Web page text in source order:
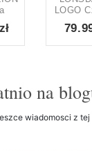
LOGO
na
wiadomosci z